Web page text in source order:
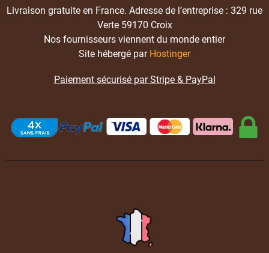
Livraison gratuite en France. Adresse de l’entreprise : 329 rue
Verte 59170 Croix
Nos fournisseurs viennent du monde entier
Site hébergé par Hostinger
Paiement sécurisé par Stripe & PayPal